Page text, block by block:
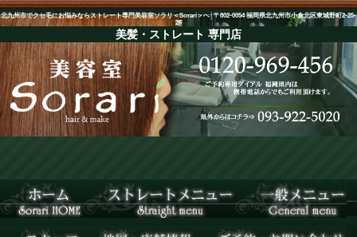
北九州市でクセ毛にお悩みならストレート専門美容室ソラリ＜Sorari＞へ│〒802-0054 福岡県北九州市小倉北区東城野町2-25-
2F
美髪・ストレート 専門店